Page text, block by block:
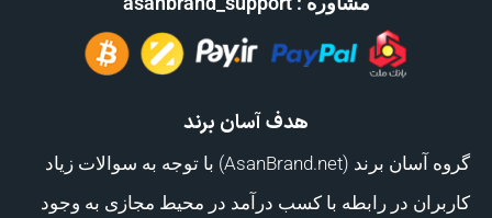
هدف آسان برند
گروه آسان برند (AsanBrand.net) با توجه به سوالات زیاد
کاربران در رابطه با کسب درآمد در محیط مجازی به وجود